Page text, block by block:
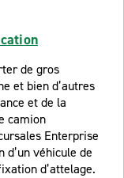
de gros
et bien d’autres
et de la
camion
Enterprise
d’un véhicule de
d’attelage.